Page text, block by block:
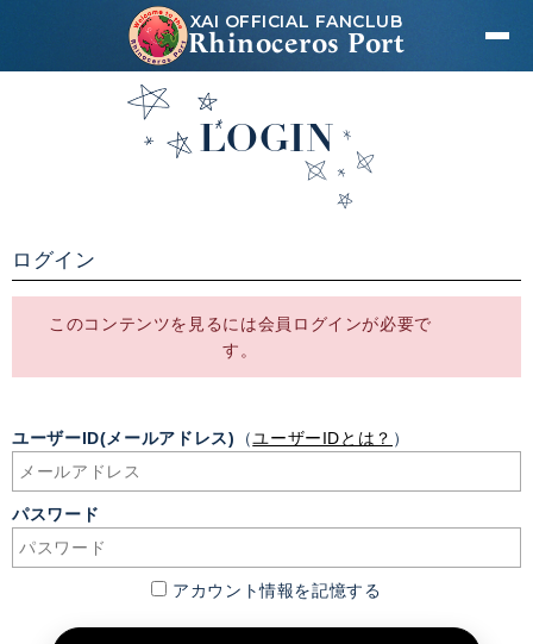
XAI OFFICIAL FANCLUB
Rhinoceros Port
LOGIN
ログイン
このコンテンツを見るには会員ログインが必要で
す。
ユーザーID(メールアドレス) （ユーザーIDとは？ ）
パスワード
アカウント情報を記憶する